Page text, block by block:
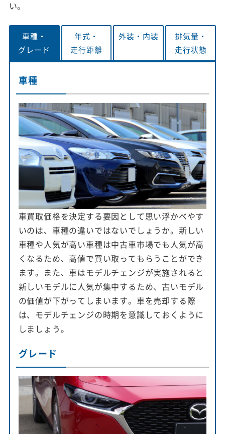
い。
車種・
グレード
年式・
走行距離
外装・ 内装
排気量・
走行状態
車種
車買取価格を決定する要因として思い浮かべやす
いのは、車種の違いではないでしょうか。新しい
車種や人気が高い車種は中古車市場でも人気が高
くなるため、高値で買い取ってもらうことができ
ます。また、車はモデルチェンジが実施されると
新しいモデルに人気が集中するため、古いモデル
の価値が下がってしまいます。車を売却する際
は、モデルチェンジの時期を意識しておくように
しましょう。
グレード